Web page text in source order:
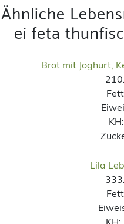
Ähnliche
ei feta
Brot mit Joghurt,
KH:
Lila
KH: